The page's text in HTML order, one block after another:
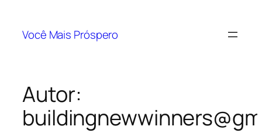
Você Mais Próspero
Autor: